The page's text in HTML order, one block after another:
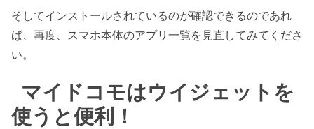
そしてインストールされているのが確認できるのであれ
ば、再度、スマホ本体のアプリ一覧を見直してみてくださ
い。
マイドコモはウイジェットを
使うと便利！